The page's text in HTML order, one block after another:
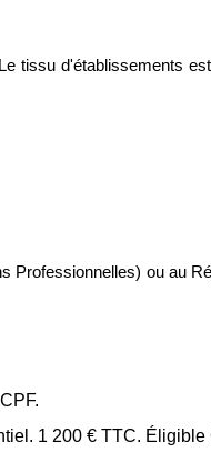
tissu d'établissements
Professionnelles) ou au
1 200 € TTC. Éligible